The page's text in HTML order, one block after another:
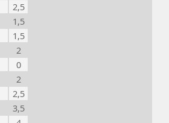
2,5
1,5
1,5
2
0
2
2,5
3,5